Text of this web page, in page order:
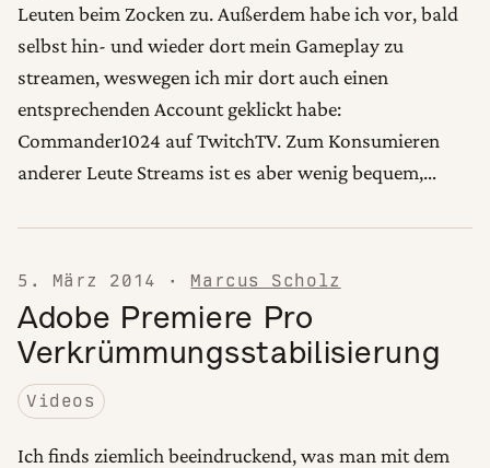
Leuten beim Zocken zu. Außerdem habe ich vor, bald
selbst hin- und wieder dort mein Gameplay zu
streamen, weswegen ich mir dort auch einen
entsprechenden Account geklickt habe:
Commander1024 auf TwitchTV. Zum Konsumieren
anderer Leute Streams ist es aber wenig bequem,…
5. März 2014 · Marcus Scholz
Adobe Premiere Pro
Verkrümmungsstabilisierung
Videos
Ich finds ziemlich beeindruckend, was man mit dem